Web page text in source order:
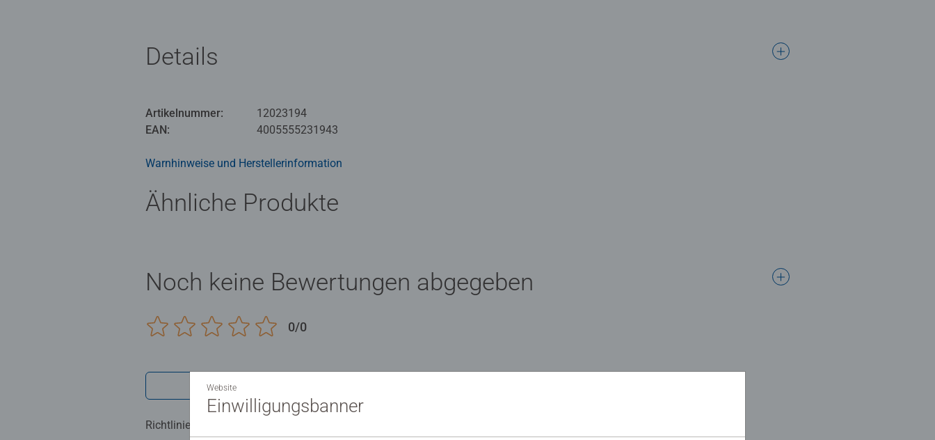
Mit CreArt - Malen nach Zahlen von Ravensburger den Weg zur inneren Ruhe und Entspannung finden. Einfach auspacken und los
große Motivauswahl für Kinder und Erwachsene.
Details
Artikelnummer:
12023194
EAN:
4005555231943
Warnhinweise und Herstellerinformation
Ähnliche Produkte
Noch keine Bewertungen abgegeben
0/0
Richtlinien für Bewertungen
Website
Einwilligungsbanner